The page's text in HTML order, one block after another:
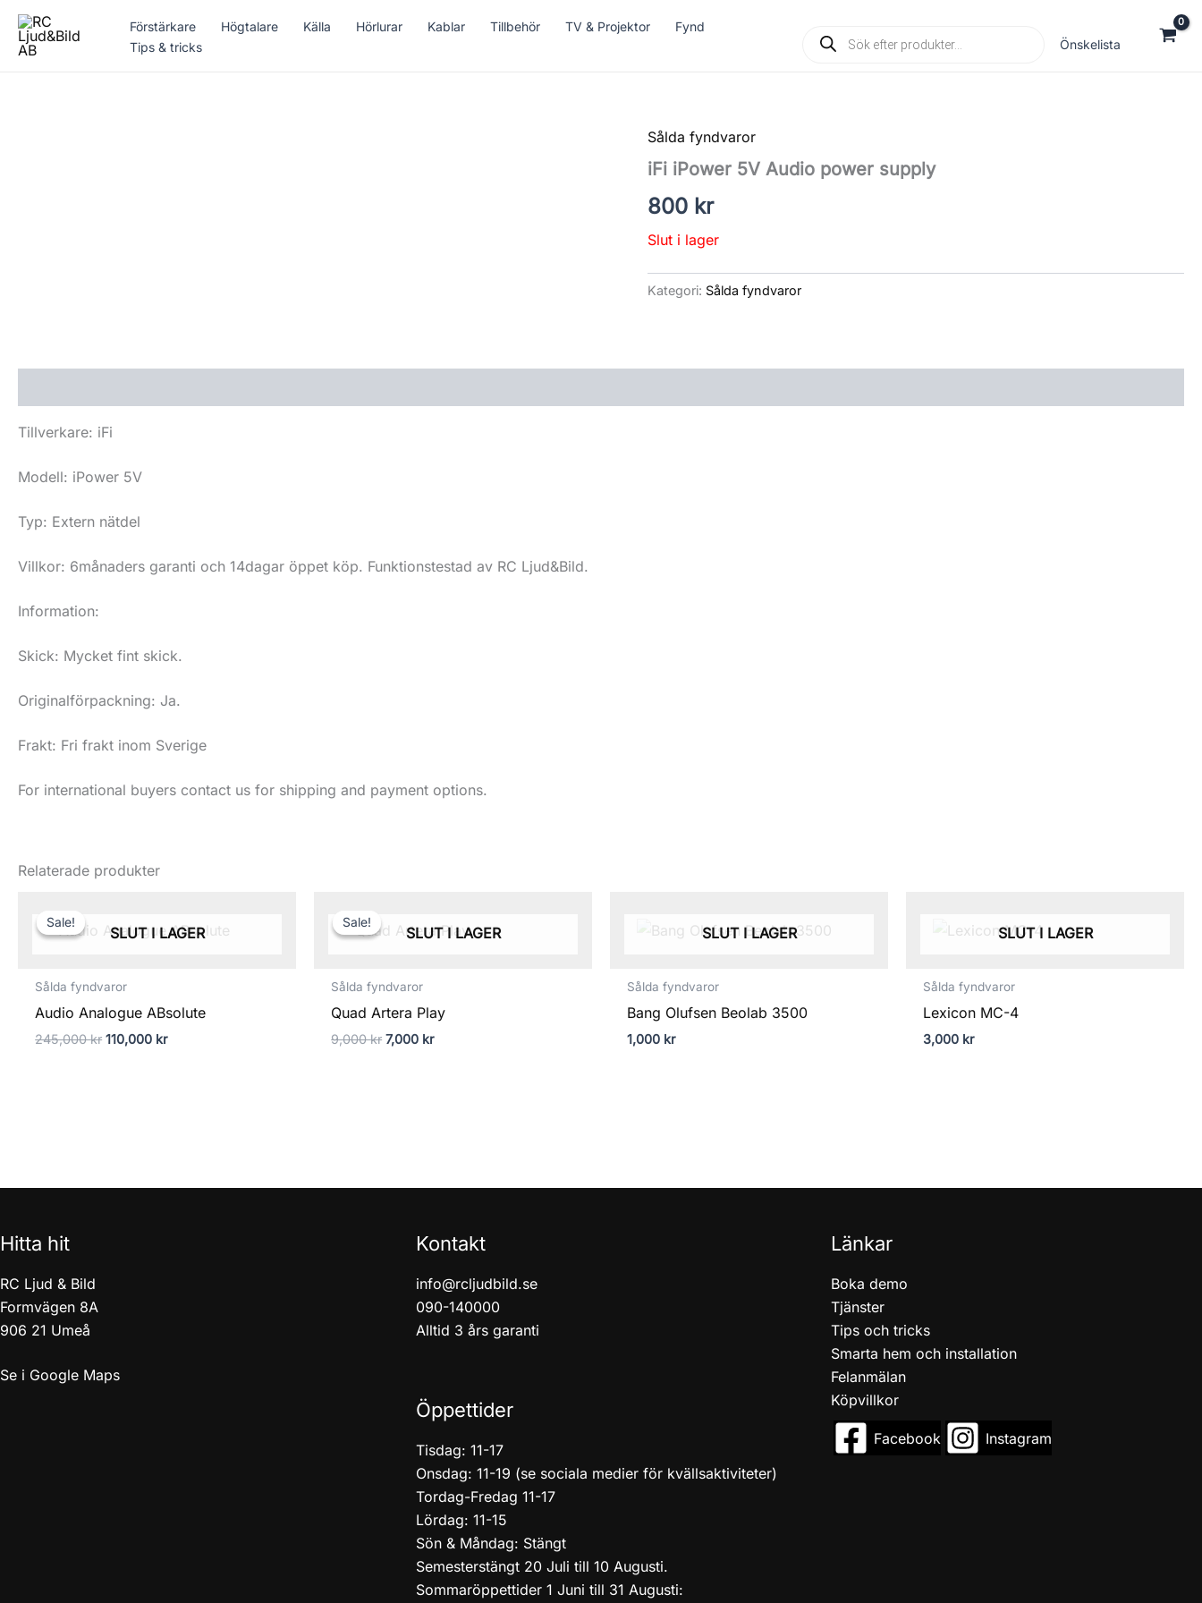
Hoppa
innehåll
Förstärkare Högtalare Källa Hörlurar Kablar Tillbehör TV & Projektor
Fynd
Tips & tricks
search
Önskelista
Sålda fyndvaror
iFi iPower 5V Audio power supply
800 kr
Slut i lager
Kategori: Sålda fyndvaror
Tillverkare: iFi
Modell: iPower 5V
Typ: Extern nätdel
Villkor: 6månaders garanti och 14dagar öppet köp. Funktionstestad av RC Ljud&Bild.
Information:
Skick: Mycket fint skick.
Originalförpackning: Ja.
Frakt: Fri frakt inom Sverige
For international buyers contact us for shipping and payment options.
Relaterade produkter
Sale!
SLUT I LAGER
Sale!
Sålda fyndvaror
Audio Analogue ABsolute
245,000kr
priset
110,000 kr
priset
Sale!
SLUT I LAGER
Sale!
Sålda fyndvaror
Quad Artera Play
9,000kr
priset
7,000 kr
priset
SLUT I LAGER
Sålda fyndvaror
Bang Olufsen Beolab 3500
1,000 kr
SLUT I LAGER
Sålda fyndvaror
Lexicon MC-4
3,000 kr
Hitta hit
RC Ljud & Bild
Formvägen 8A
906 21 Umeå
Se i Google Maps
Kontakt
info@rcljudbild.se
090-140000
Alltid 3 års garanti
Öppettider
Tisdag: 11-17
Onsdag: 11-19 (se sociala medier för kvällsaktiviteter)
Tordag-Fredag 11-17
Lördag: 11-15
Sön & Måndag: Stängt
Semesterstängt 20 Juli till 10 Augusti.
Sommaröppettider 1 Juni till 31 Augusti:
Länkar
Boka demo
Tjänster
Tips och tricks
Smarta hem och installation
Felanmälan
Köpvillkor
Facebook Instagram